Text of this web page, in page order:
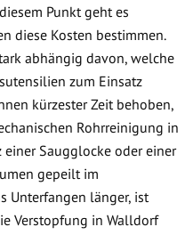
Punkt geht es
diese Kosten bestimmen.
abhängig davon, welche
zum Einsatz
kürzester Zeit behoben,
Rohrreinigung in
Saugglocke oder einer
gepeilt im
Unterfangen länger, ist
Verstopfung in Walldorf